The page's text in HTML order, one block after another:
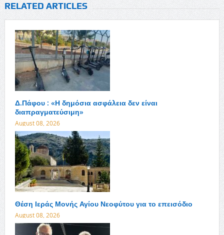
RELATED ARTICLES
Δ.Πάφου : «Η δημόσια ασφάλεια δεν είναι
διαπραγματεύσιμη»
August 08, 2026
Θέση Ιεράς Μονής Αγίου Νεοφύτου για το επεισόδιο
August 08, 2026